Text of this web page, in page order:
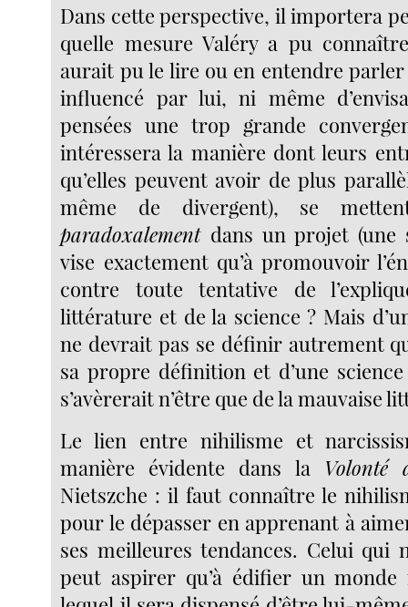
Dans cette perspective, il importera
quelle mesure Valéry a pu
aurait pu le lire ou en entendre parler
influencé par lui, ni même
pensées une trop grande
intéressera la manière dont leurs
qu’elles peuvent avoir de plus
même de divergent), se
paradoxalement dans un projet (une
vise exactement qu’à promouvoir
contre toute tentative de
littérature et de la science ? Mais
ne devrait pas se définir autrement
sa propre définition et d’une
s’avèrerait n’être que de la mauvaise
Le lien entre nihilisme et
manière évidente dans la Volonté
Nietszche : il faut connaître le
pour le dépasser en apprenant à
ses meilleures tendances. Celui qui
peut aspirer qu’à édifier un monde